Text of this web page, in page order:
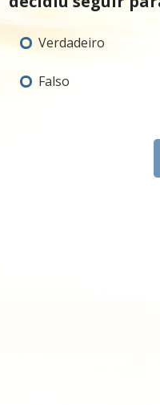
Verdadeiro
Falso